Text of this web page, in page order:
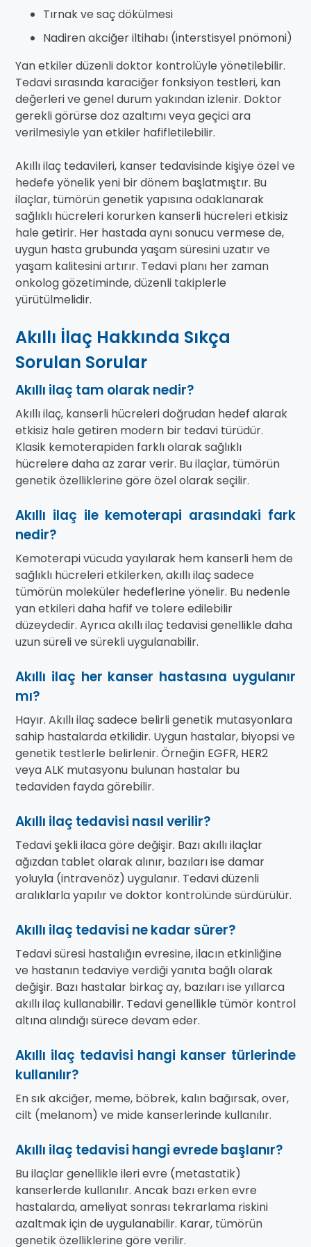
Tırnak ve saç dökülmesi
Nadiren akciğer iltihabı (interstisyel pnömoni)
Yan etkiler düzenli doktor kontrolüyle yönetilebilir.
Tedavi sırasında karaciğer fonksiyon testleri, kan
değerleri ve genel durum yakından izlenir. Doktor
gerekli görürse doz azaltımı veya geçici ara
verilmesiyle yan etkiler hafifletilebilir.
Akıllı ilaç tedavileri, kanser tedavisinde kişiye özel ve
hedefe yönelik yeni bir dönem başlatmıştır. Bu
ilaçlar, tümörün genetik yapısına odaklanarak
sağlıklı hücreleri korurken kanserli hücreleri etkisiz
hale getirir. Her hastada aynı sonucu vermese de,
uygun hasta grubunda yaşam süresini uzatır ve
yaşam kalitesini artırır. Tedavi planı her zaman
onkolog gözetiminde, düzenli takiplerle
yürütülmelidir.
Akıllı İlaç Hakkında Sıkça
Sorulan Sorular
Akıllı ilaç tam olarak nedir?
Akıllı ilaç, kanserli hücreleri doğrudan hedef alarak
etkisiz hale getiren modern bir tedavi türüdür.
Klasik kemoterapiden farklı olarak sağlıklı
hücrelere daha az zarar verir. Bu ilaçlar, tümörün
genetik özelliklerine göre özel olarak seçilir.
Akıllı ilaç ile kemoterapi arasındaki fark
nedir?
Kemoterapi vücuda yayılarak hem kanserli hem de
sağlıklı hücreleri etkilerken, akıllı ilaç sadece
tümörün moleküler hedeflerine yönelir. Bu nedenle
yan etkileri daha hafif ve tolere edilebilir
düzeydedir. Ayrıca akıllı ilaç tedavisi genellikle daha
uzun süreli ve sürekli uygulanabilir.
Akıllı ilaç her kanser hastasına uygulanır
mı?
Hayır. Akıllı ilaç sadece belirli genetik mutasyonlara
sahip hastalarda etkilidir. Uygun hastalar, biyopsi ve
genetik testlerle belirlenir. Örneğin EGFR, HER2
veya ALK mutasyonu bulunan hastalar bu
tedaviden fayda görebilir.
Akıllı ilaç tedavisi nasıl verilir?
Tedavi şekli ilaca göre değişir. Bazı akıllı ilaçlar
ağızdan tablet olarak alınır, bazıları ise damar
yoluyla (intravenöz) uygulanır. Tedavi düzenli
aralıklarla yapılır ve doktor kontrolünde sürdürülür.
Akıllı ilaç tedavisi ne kadar sürer?
Tedavi süresi hastalığın evresine, ilacın etkinliğine
ve hastanın tedaviye verdiği yanıta bağlı olarak
değişir. Bazı hastalar birkaç ay, bazıları ise yıllarca
akıllı ilaç kullanabilir. Tedavi genellikle tümör kontrol
altına alındığı sürece devam eder.
Akıllı ilaç tedavisi hangi kanser türlerinde
kullanılır?
En sık akciğer, meme, böbrek, kalın bağırsak, over,
cilt (melanom) ve mide kanserlerinde kullanılır.
Akıllı ilaç tedavisi hangi evrede başlanır?
Bu ilaçlar genellikle ileri evre (metastatik)
kanserlerde kullanılır. Ancak bazı erken evre
hastalarda, ameliyat sonrası tekrarlama riskini
azaltmak için de uygulanabilir. Karar, tümörün
genetik özelliklerine göre verilir.